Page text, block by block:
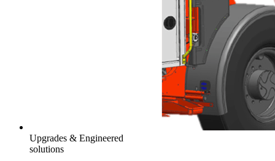
Upgrades & Engineered
solutions